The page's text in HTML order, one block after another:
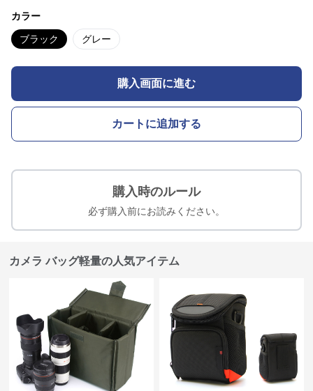
カラー
ブラック グレー
購入画面に進む
カートに追加する
購入時のルール
必ず購入前にお読みください。
カメラ バッグ軽量の人気アイテム